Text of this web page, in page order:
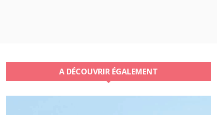
A DÉCOUVRIR ÉGALEMENT